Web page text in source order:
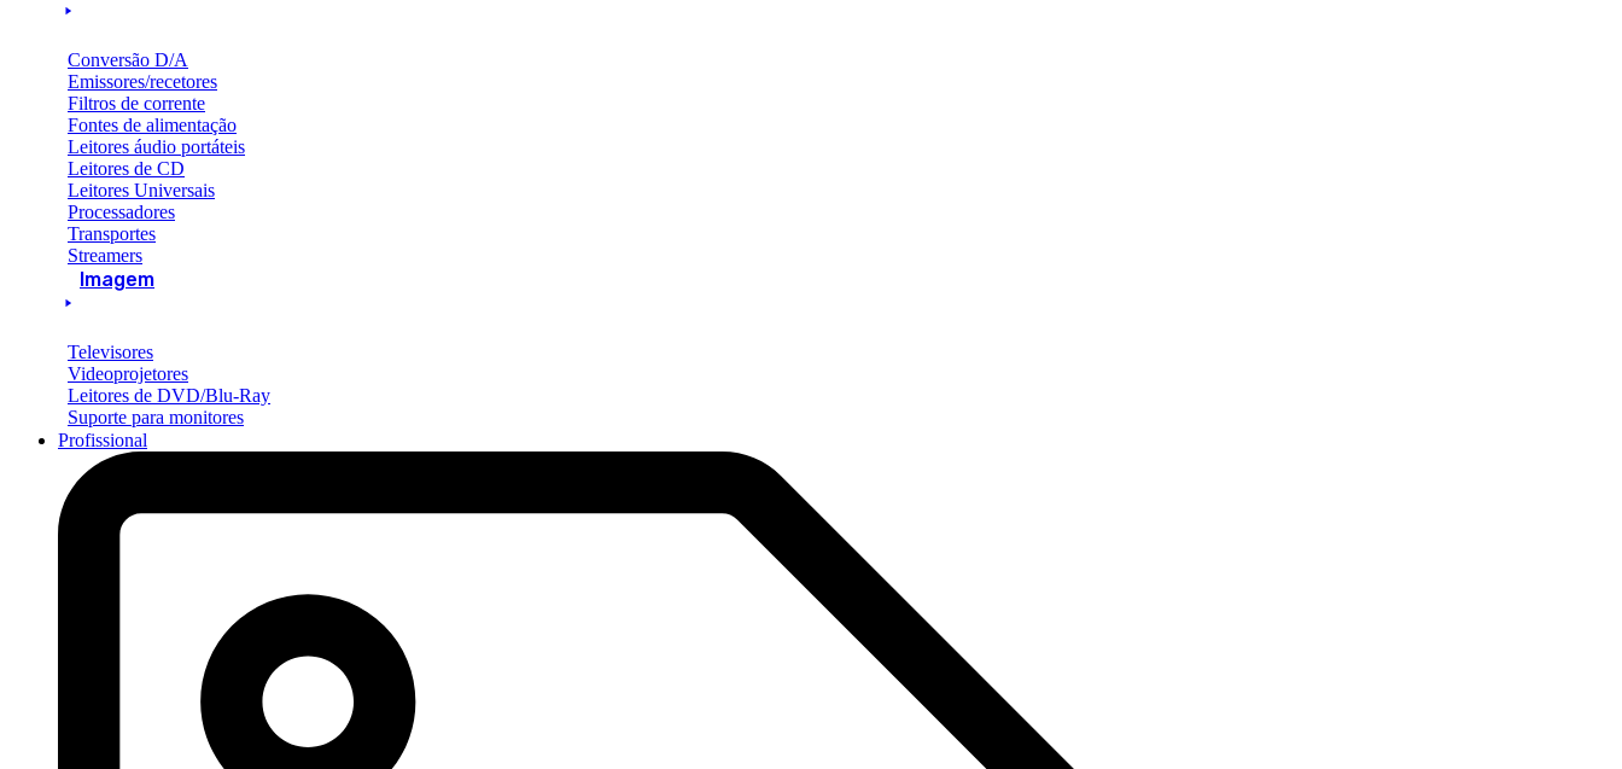
Conversão D/A
Emissores/recetores
Filtros de corrente
Fontes de alimentação
Leitores áudio portáteis
Leitores de CD
Leitores Universais
Processadores
Transportes
Streamers
Imagem
Televisores
Videoprojetores
Leitores de DVD/Blu-Ray
Suporte para monitores
Profissional